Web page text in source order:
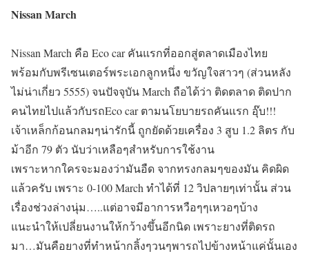
Nissan March
Nissan March คือ Eco car คันแรกที่ออกสู่ตลาดเมืองไทย
พร้อมกับพรีเซนเตอร์พระเอกลูกหนึ่ง ขวัญใจสาวๆ (ส่วนหลัง
ไม่น่าเกี่ยว 5555) จนปัจจุบัน March ถือได้ว่า ติดตลาด ติดปาก
คนไทยไปแล้วกับรถEco car ตามนโยบายรถคันแรก อุ๊บ!!!
เจ้าเหล็กก้อนกลมๆน่ารักนี้ ถูกยัดด้วยเครื่อง 3 สูบ 1.2 ลิตร กับ
ม้าอีก 79 ตัว นับว่าเหลือๆสำหรับการใช้งาน
เพราะหากใครจะมองว่ามันอืด จากทรงกลมๆของมัน คิดผิด
แล้วครับ เพราะ 0-100 March ทำได้ที่ 12 วิปลายๆเท่านั้น ส่วน
เรื่องช่วงล่างนุ่ม…..แต่อาจมีอาการหวือๆๆเหวอๆบ้าง
แนะนำให้เปลี่ยนงานให้กว้างขึ้นอีกนิด เพราะยางที่ติดรถ
มา…มันคือยางที่ทำหน้ากลิ้งๆวนๆพารถไปข้างหน้าแค่นั้นเอง